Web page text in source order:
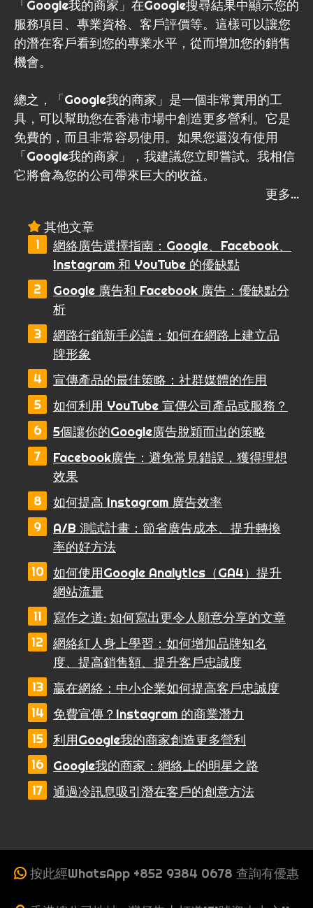
「Google我的商家」在Google搜尋結果中顯示您的
服務項目、專業資格、客戶評價等。這樣可以讓您
的潛在客戶看到您的專業水平，從而增加您的銷售
機會。
總之，「Google我的商家」是一個非常實用的工
具，可以幫助您在香港市場中創造更多營利。它是
免費的，而且非常容易使用。如果您還沒有使用
「Google我的商家」，我建議您立即嘗試。我相信
它將會為您的公司帶來巨大的收益。
其他文章
網絡廣告選擇指南：Google、Facebook、
Instagram 和 YouTube 的優缺點
Google 廣告和 Facebook 廣告：優缺點分
析
網路行銷新手必讀：如何在網路上建立品
牌形象
宣傳產品的最佳策略：社群媒體的作用
如何利用 YouTube 宣傳公司產品或服務？
5個讓你的Google廣告脫穎而出的策略
Facebook廣告：避免常見錯誤，獲得理想
效果
如何提高 Instagram 廣告效率
A/B 測試計畫：節省廣告成本、提升轉換
率的好方法
如何使用Google Analytics（GA4）提升
網站流量
寫作之道: 如何寫出更令人願意分享的文章
網絡紅人身上學習：如何增加品牌知名
度、提高銷售額、提升客戶忠誠度
贏在網絡：中小企業如何提高客戶忠誠度
免費宣傳？Instagram 的商業潛力
利用Google我的商家創造更多營利
Google我的商家：網絡上的明星之路
通過冷訊息吸引潛在客戶的創意方法
按此經WhatsApp +852 9384 0678 查詢有優惠